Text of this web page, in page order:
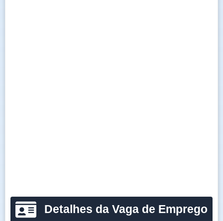
Detalhes da Vaga de Emprego